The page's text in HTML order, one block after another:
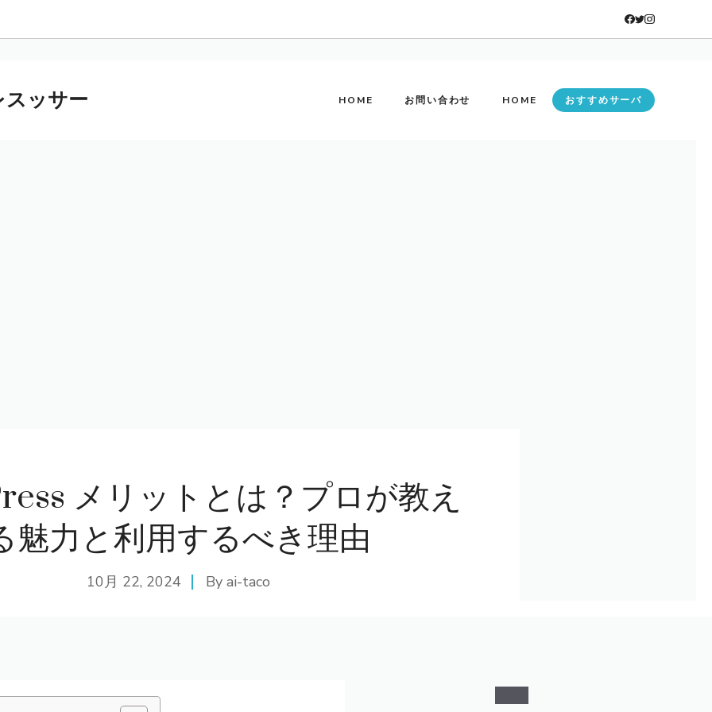
ッサー HOME お問い合わせ HOME おすすめサーバ
メリットとは？プロが教え
魅力と利用するべき理由
10月 22, 2024 By ai-taco